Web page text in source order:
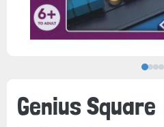
Genius Square